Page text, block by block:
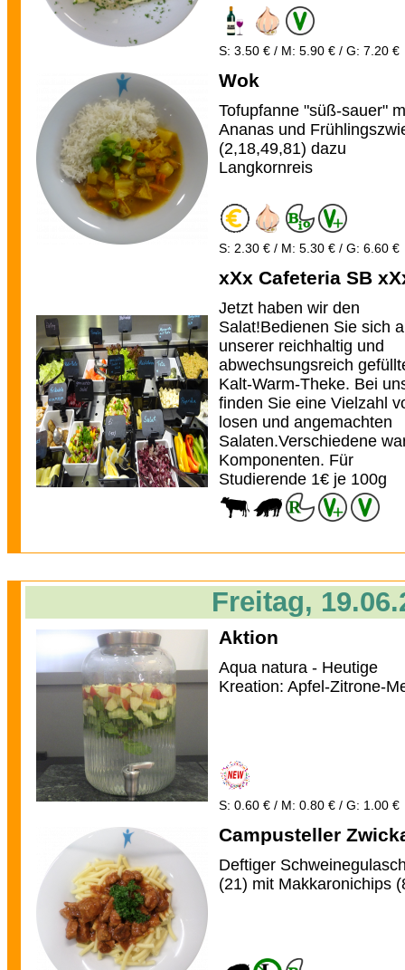
S: 3.50 € / M: 5.90 € / G: 7.20 €
Wok
Tofupfanne "süß-sauer"
Ananas und
(2,18,49,81) dazu
Langkornreis
S: 2.30 € / M: 5.30 € / G: 6.60 €
xXx Cafeteria SB
Jetzt haben wir den
Salat!Bedienen Sie sich
unserer reichhaltig und
abwechsungsreich
Kalt-Warm-Theke. Bei
finden Sie eine Vielzahl
losen und angemachten
Salaten.Verschiedene
Komponenten. Für
Studierende 1€ je 100g
Freitag,
Aktion
Aqua natura - Heutige
Kreation: Apfel-Zitrone-
S: 0.60 € / M: 0.80 € / G: 1.00 €
Campusteller
Deftiger
(21) mit Makkaronichips